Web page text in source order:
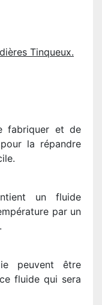
Tinqueux.
fabriquer et de
la répandre
un fluide
par un
peuvent être
fluide qui sera